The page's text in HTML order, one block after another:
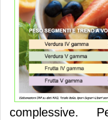
complessive.